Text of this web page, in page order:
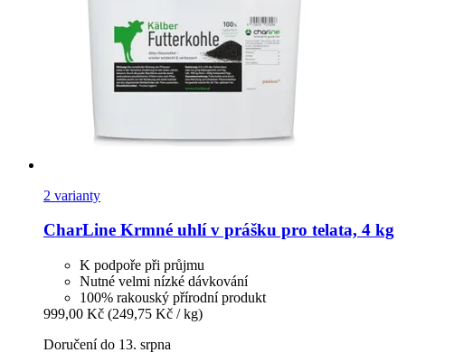
2 varianty
CharLine Krmné uhlí v prášku pro telata, 4 kg
K podpoře při průjmu
Nutné velmi nízké dávkování
100% rakouský přírodní produkt
999,00 Kč (249,75 Kč / kg)
Doručení do 13. srpna